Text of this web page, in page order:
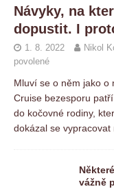
Návyky, na
dopustit. I
1. 8. 2022 Nikol
povolené
Mluví se o něm jako o
Cruise bezesporu
do kočovné rodiny,
dokázal se
vážně